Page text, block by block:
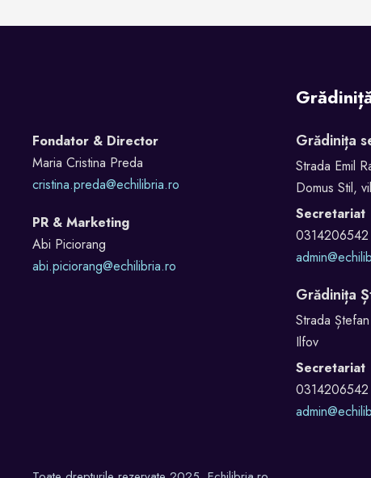
Fondator & Director
Maria Cristina Preda
cristina.preda@echilibria.ro
PR & Marketing
Abi Piciorang
abi.piciorang@echilibria.ro
Grădinița
Strada Emil
Domus Stil,
Secretariat
0314206542
Grădinița
Strada
Ilfov
Secretariat
0314206542